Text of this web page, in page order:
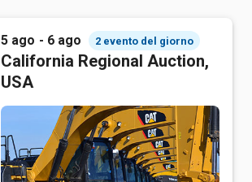
5 ago - 6 ago 2 evento del giorno
California Regional Auction,
USA